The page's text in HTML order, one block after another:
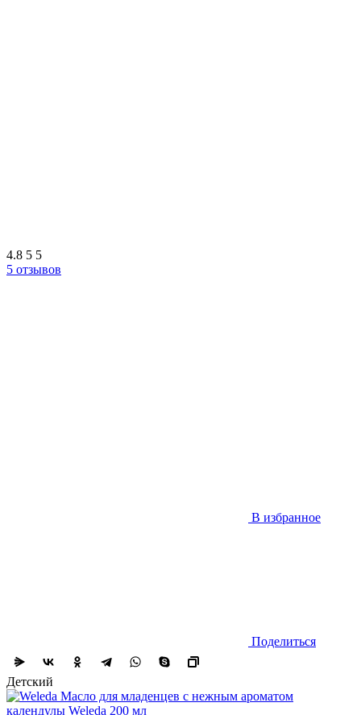
4.8 5 5
5 отзывов
В избранное
Поделиться
Детский